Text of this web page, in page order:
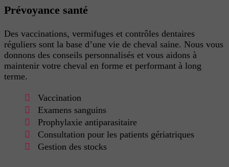
Prévoyance santé
Des vaccinations, vermifuges et contrôles dentaires
réguliers sont la base d’une vie de cheval saine. Nous vous
donnons des conseils personnalisés et vous aidons à
maintenir votre cheval en forme et performant à long
terme.
Vaccination
Examens sanguins
Prophylaxie antiparasitaire
Consultation pour les patients gériatriques
Gestion des stocks